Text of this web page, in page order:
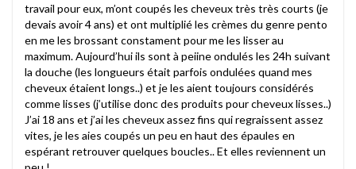
travail pour eux, m’ont coupés les cheveux très très courts (je
devais avoir 4 ans) et ont multiplié les crèmes du genre pento
en me les brossant constament pour me les lisser au
maximum. Aujourd’hui ils sont à peiine ondulés les 24h suivant
la douche (les longueurs était parfois ondulées quand mes
cheveux étaient longs..) et je les aient toujours considérés
comme lisses (j’utilise donc des produits pour cheveux lisses..)
J’ai 18 ans et j’ai les cheveux assez fins qui regraissent assez
vites, je les aies coupés un peu en haut des épaules en
espérant retrouver quelques boucles.. Et elles reviennent un